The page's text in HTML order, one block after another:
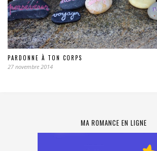
PARDONNE À TON CORPS
27 novembre 2014
MA ROMANCE EN LIGNE